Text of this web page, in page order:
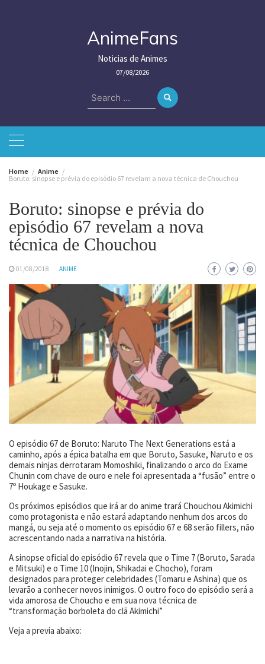
AnimeFans
Noticias de Animes
07/08/2026
Search
for:
Home
Anime
Boruto: sinopse e prévia do episódio 67 revelam a nova técnica de Chouchou
Boruto: sinopse e prévia do
episódio 67 revelam a nova
técnica de Chouchou
01/08/2018 ANIME
O episódio 67 de Boruto: Naruto The Next Generations está a
caminho, após a épica batalha em que Boruto, Sasuke, Naruto e os
demais ninjas derrotaram Momoshiki, finalizando o arco do Exame
Chunin com chave de ouro e nele foi apresentada a “fusão” entre o
7º Houkage e Sasuke.
Os próximos episódios que irá ar do anime trará Chouchou Akimichi
como protagonista e não estará adaptando nenhum dos arcos do
mangá, ou seja até o momento os episódio 67 e 68 serão fillers, não
acrescentando nada a narrativa na história.
A sinopse oficial do episódio 67 revela que o Time 7 (Boruto, Sarada
e Mitsuki) e o Time 10 (Inojin, Shikadai e Chocho), foram
designados para proteger celebridades (Tomaru e Ashina) que os
levarão a conhecer novos inimigos. O outro foco do episódio será a
vida amorosa de Choucho e em sua nova técnica de
“transformação borboleta do clã Akimichi”
Veja a previa abaixo: